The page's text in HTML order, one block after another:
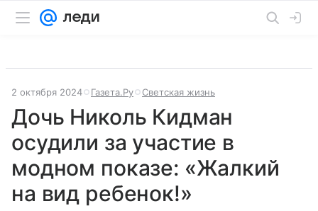
2 октября 2024 Газета.Ру Светская жизнь
Дочь Николь Кидман
осудили за участие в
модном показе: «Жалкий
на вид ребенок!»